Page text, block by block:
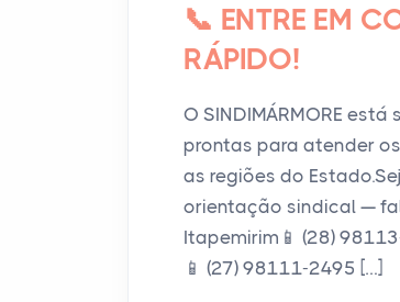
📞 ENTRE EM
RÁPIDO!
O SINDIMÁRMORE
prontas para atender
as regiões do
orientação sindical —
Itapemirim📱 (28)
📱 (27) 98111-2495 […]